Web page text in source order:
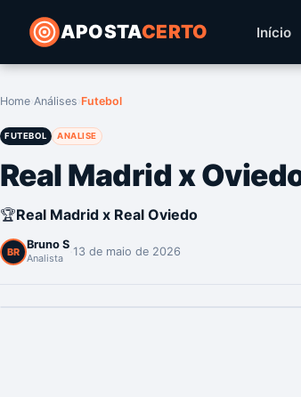
APOSTACERTO Início
Home Análises Futebol
FUTEBOL ANALISE
Real Madrid x
🏆Real Madrid x Real Oviedo
BR
Bruno S
Analista 13 de maio de 2026